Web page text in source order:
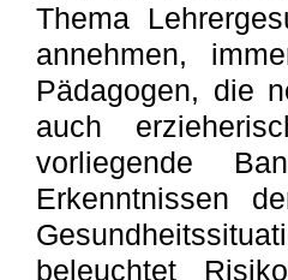
Thema
annehmen,
Pädagogen, die
auch
vorliegende
Erkenntnissen
beleuchtet